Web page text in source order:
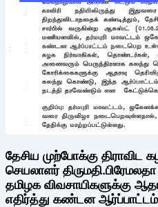
தேசிய முற்போக்கு
செயலாளர்
தமிழக விவசாயிகளுக்கு
எதிர்த்து கண்டன ஆர்ப்பாட்டம்